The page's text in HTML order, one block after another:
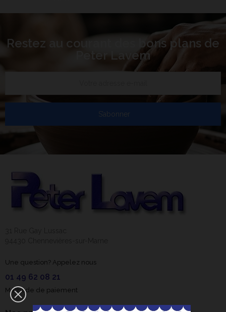
Restez au courant des bons plans de
Peter Lavem
S’abonner
Une question? Appelez nous
01 49 62 08 21
Méthode de paiement